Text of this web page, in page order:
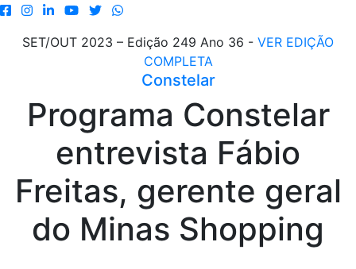
SET/OUT 2023 – Edição 249 Ano 36 - VER EDIÇÃO
COMPLETA
Constelar
Programa Constelar
entrevista Fábio
Freitas, gerente geral
do Minas Shopping